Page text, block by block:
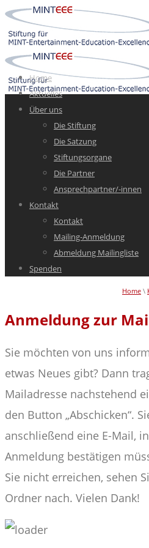
Home
Aktuelles
Über uns
Die Stiftung
Die Satzung
Stiftungsorgane
Die Partner
Ansprechpartner/-innen
Kontakt
Kontakt
Mailing-Anmeldung
Abmeldung Mailingliste
Spenden
Home \
Anmeldung zur
Sie möchten von uns
etwas Neues gibt? Dann
Mailadresse nachstehend
den Button „Abschicken“.
anschließend eine E-Mail,
Anmeldung bestätigen
Sie nicht erreichen, sehen
Ordner nach. Vielen Dank!